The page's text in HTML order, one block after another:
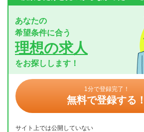
あなたの
希望条件に合う
理想の求人
をお探しします！
1分で登録完了！
無料で登録する！
サイト上では公開していない